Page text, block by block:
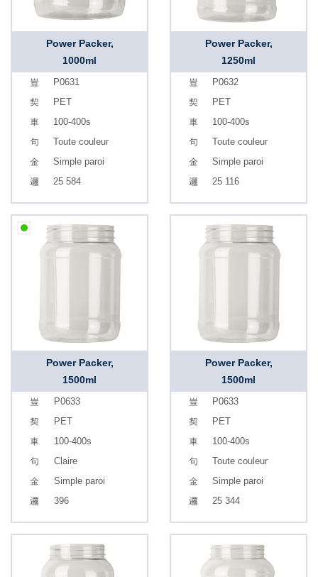
Power Packer,
1000ml
P0631
PET
100-400s
Toute couleur
Simple paroi
25 584
Power Packer,
1250ml
P0632
PET
100-400s
Toute couleur
Simple paroi
25 116
Power Packer,
1500ml
P0633
PET
100-400s
Claire
Simple paroi
396
Power Packer,
1500ml
P0633
PET
100-400s
Toute couleur
Simple paroi
25 344